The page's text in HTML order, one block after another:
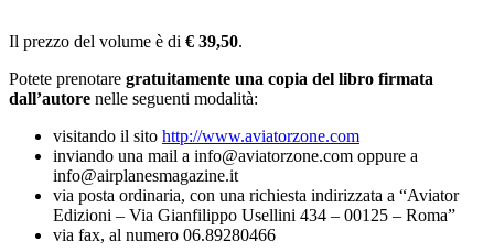
Il prezzo del volume è di € 39,50.
Potete prenotare gratuitamente una copia del libro firmata
dall’autore nelle seguenti modalità:
visitando il sito http://www.aviatorzone.com
inviando una mail a info@aviatorzone.com oppure a
info@airplanesmagazine.it
via posta ordinaria, con una richiesta indirizzata a “Aviator
Edizioni – Via Gianfilippo Usellini 434 – 00125 – Roma”
via fax, al numero 06.89280466